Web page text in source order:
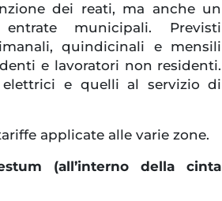
dei reati, ma anche un
municipali. Previsti
quindicinali e mensili
e lavoratori non residenti.
e quelli al servizio di
applicate alle varie zone.
(all’interno della cinta